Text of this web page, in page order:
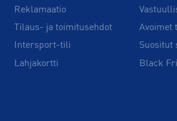
Reklamaatio
Tilaus- ja toimitusehdot
Intersport-tili
Lahjakortti
Avoimet
Suositut
Black